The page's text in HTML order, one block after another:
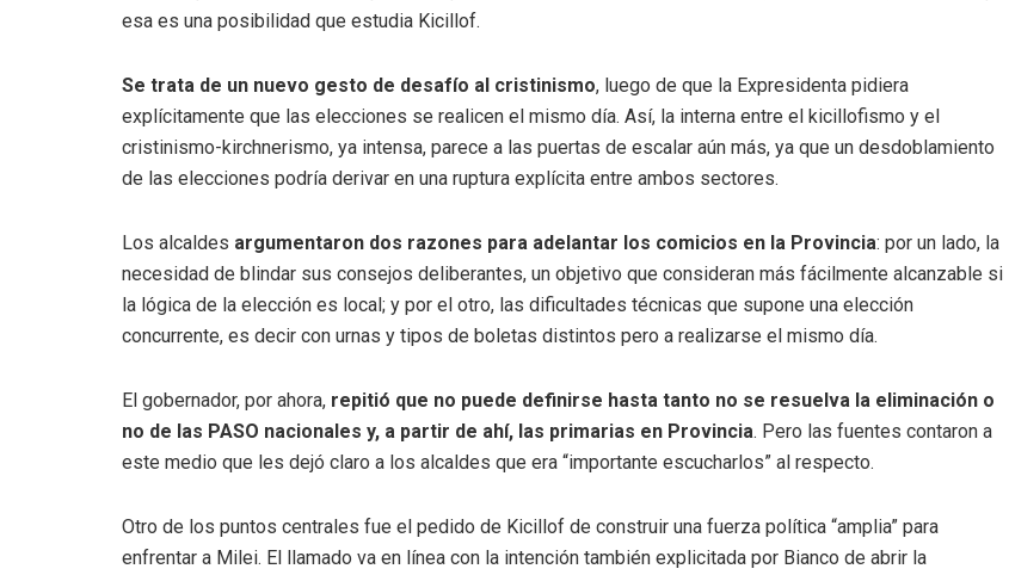
esa es una posibilidad que estudia Kicillof.
Se trata de un nuevo gesto de desafío al cristinismo, luego de que la Expresidenta pidiera
explícitamente que las elecciones se realicen el mismo día. Así, la interna entre el kicillofismo y el
cristinismo-kirchnerismo, ya intensa, parece a las puertas de escalar aún más, ya que un desdoblamiento
de las elecciones podría derivar en una ruptura explícita entre ambos sectores.
Los alcaldes argumentaron dos razones para adelantar los comicios en la Provincia: por un lado, la
necesidad de blindar sus consejos deliberantes, un objetivo que consideran más fácilmente alcanzable si
la lógica de la elección es local; y por el otro, las dificultades técnicas que supone una elección
concurrente, es decir con urnas y tipos de boletas distintos pero a realizarse el mismo día.
El gobernador, por ahora, repitió que no puede definirse hasta tanto no se resuelva la eliminación o
no de las PASO nacionales y, a partir de ahí, las primarias en Provincia. Pero las fuentes contaron a
este medio que les dejó claro a los alcaldes que era “importante escucharlos” al respecto.
Otro de los puntos centrales fue el pedido de Kicillof de construir una fuerza política “amplia” para
enfrentar a Milei. El llamado va en línea con la intención también explicitada por Bianco de abrir la